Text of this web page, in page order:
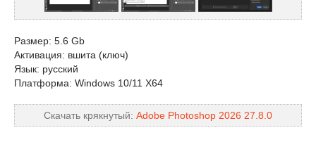
Размер: 5.6 Gb
Активация: вшита (ключ)
Язык: русский
Платформа: Windows 10/11 X64
Скачать крякнутый: Adobe Photoshop 2026 27.8.0